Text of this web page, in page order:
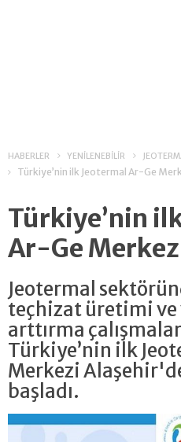
HABERLER YENİLENEBİLİR
Türkiye’nin ilk Jeotermal Ar-Ge
Türkiye’nin
Ar-Ge
Jeotermal
teçhizat üretimi
arttırma
Türkiye’nin ilk
Merkezi
başladı.